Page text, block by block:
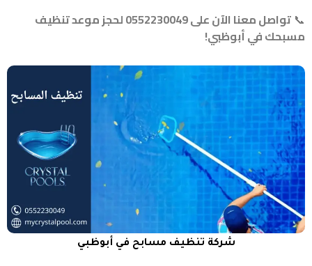
📞
تواصل معنا الآن على 0552230049 لحجز موعد تنظيف
مسبحك في أبوظبي!
شركة تنظيف مسابح في أبوظبي